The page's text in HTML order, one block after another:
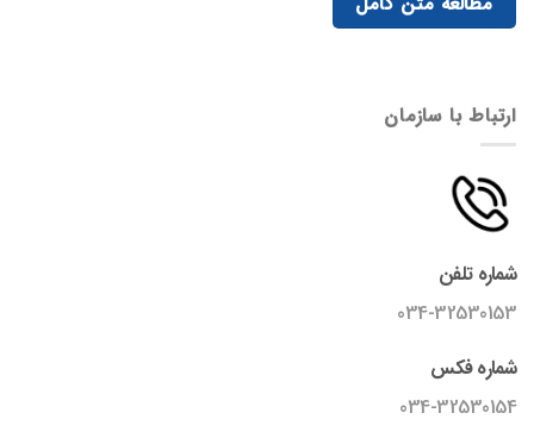
ارتباط با سازمان
شماره تلفن
034-32530153
شماره فکس
034-32530154